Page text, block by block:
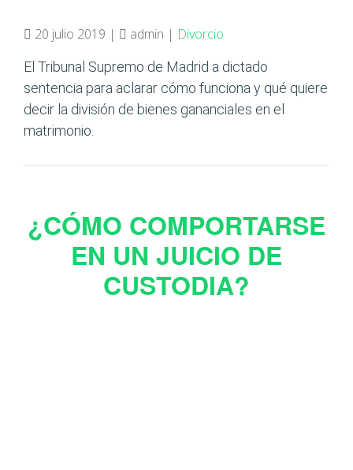
20 julio 2019 | admin | Divorcio
El Tribunal Supremo de Madrid a dictado
sentencia para aclarar cómo funciona y qué quiere
decir la división de bienes gananciales en el
matrimonio.
¿CÓMO COMPORTARSE
EN UN JUICIO DE
CUSTODIA?